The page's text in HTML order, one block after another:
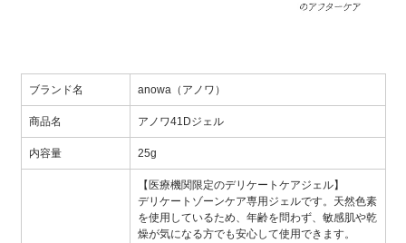
ブランド名 anowa（アノワ）
商品名 アノワ41Dジェル
内容量 25g
【医療機関限定のデリケートケアジェル】
デリケートゾーンケア専用ジェルです。天然色素
を使用しているため、年齢を問わず、敏感肌や乾
燥が気になる方でも安心して使用できます。